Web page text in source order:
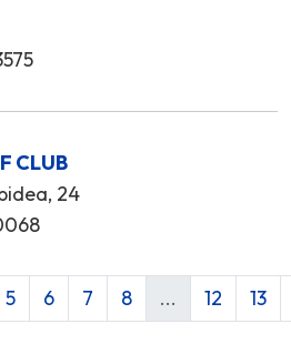
CLUB
24
5 6 7 8 ... 12 13